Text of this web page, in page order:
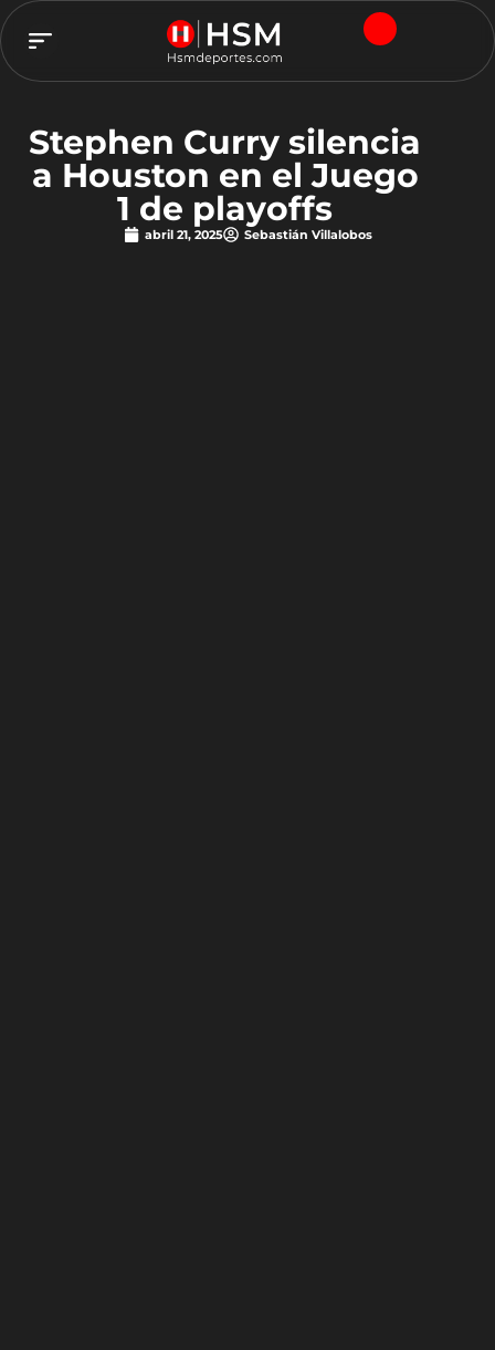
Stephen Curry silencia
a Houston en el Juego
1 de playoffs
abril 21, 2025 Sebastián Villalobos